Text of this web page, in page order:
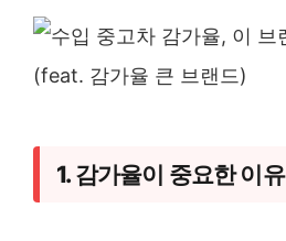
1. 감가율이 중요한 이유